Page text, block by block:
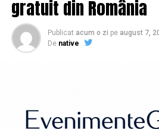
profesional, care să ofere un
doar un acoperiș de plastic.
În ultimii ani, o parte a pieței
printr-o combinație echilibrată
climatică, rezistență și eficiență
gratuit din România
Publicat acum o zi pe august 7,
De native